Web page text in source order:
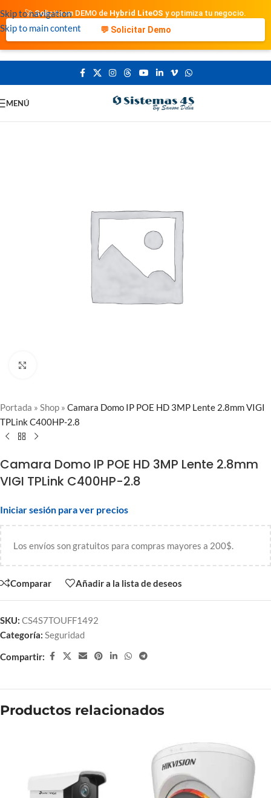
Skip to navigation
Skip to main content
🚀 Solicita un DEMO de Hybrid LiteOS y optimiza tu negocio.
💬 Solicitar Demo
MENÚ
Portada » Shop » Camara Domo IP POE HD 3MP Lente 2.8mm VIGI
TPLink C400HP-2.8
Camara Domo IP POE HD 3MP Lente 2.8mm
VIGI TPLink C400HP-2.8
Iniciar sesión para ver precios
Los envíos son gratuitos para compras mayores a 200$.
Comparar Añadir a la lista de deseos
SKU: CS4S7TOUFF1492
Categoría: Seguridad
Compartir:
Productos relacionados